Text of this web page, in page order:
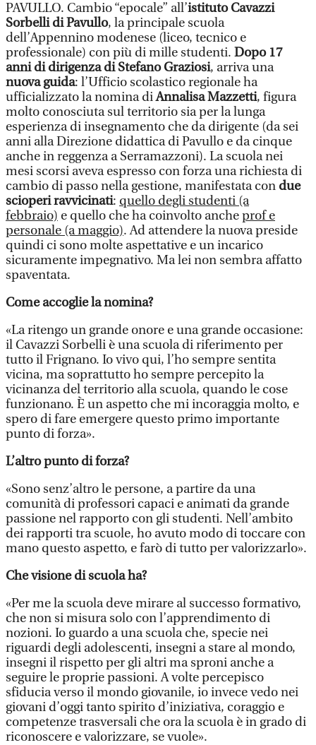
PAVULLO. Cambio “epocale” all’istituto Cavazzi
Sorbelli di Pavullo, la principale scuola
dell’Appennino modenese (liceo, tecnico e
professionale) con più di mille studenti. Dopo 17
anni di dirigenza di Stefano Graziosi, arriva una
nuova guida: l’Ufficio scolastico regionale ha
ufficializzato la nomina diAnnalisa Mazzetti, figura
molto conosciuta sul territorio sia per la lunga
esperienza di insegnamento che da dirigente (da sei
anni alla Direzione didattica di Pavullo e da cinque
anche in reggenza a Serramazzoni). La scuola nei
mesi scorsi aveva espresso con forza una richiesta di
cambio di passo nella gestione, manifestata con due
scioperi ravvicinati: quello degli studenti (a
febbraio) e quello che ha coinvolto ancheprof e
personale (a maggio). Ad attendere la nuova preside
quindi ci sono molte aspettative e un incarico
sicuramente impegnativo. Ma lei non sembra affatto
spaventata.
Come accoglie la nomina?
«La ritengo un grande onore e una grande occasione:
il Cavazzi Sorbelli è una scuola di riferimento per
tutto il Frignano. Io vivo qui, l’ho sempre sentita
vicina, ma soprattutto ho sempre percepito la
vicinanza del territorio alla scuola, quando le cose
funzionano. È un aspetto che mi incoraggia molto, e
spero di fare emergere questo primo importante
punto di forza».
L’altro punto di forza?
«Sono senz’altro le persone, a partire da una
comunità di professori capaci e animati da grande
passione nel rapporto con gli studenti. Nell’ambito
dei rapporti tra scuole, ho avuto modo di toccare con
mano questo aspetto, e farò di tutto per valorizzarlo».
Che visione di scuola ha?
«Per me la scuola deve mirare al successo formativo,
che non si misura solo con l’apprendimento di
nozioni. Io guardo a una scuola che, specie nei
riguardi degli adolescenti, insegni a stare al mondo,
insegni il rispetto per gli altri ma sproni anche a
seguire le proprie passioni. A volte percepisco
sfiducia verso il mondo giovanile, io invece vedo nei
giovani d’oggi tanto spirito d’iniziativa, coraggio e
competenze trasversali che ora la scuola è in grado di
riconoscere e valorizzare, se vuole».